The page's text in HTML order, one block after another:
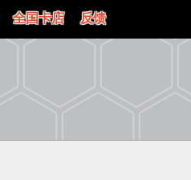
全国卡店 反馈